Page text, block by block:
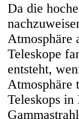
Da die
Atmosphäre
Teleskope
entsteht,
Teleskops